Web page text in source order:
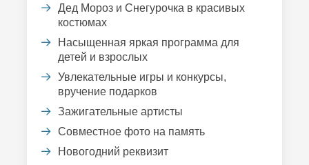
Дед Мороз и Снегурочка в красивых
костюмах
Насыщенная яркая программа для
детей и взрослых
Увлекательные игры и конкурсы,
вручение подарков
Зажигательные артисты
Совместное фото на память
Новогодний реквизит